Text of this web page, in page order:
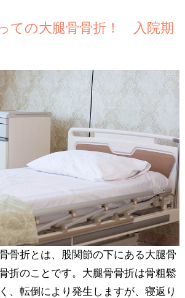
ての大腿骨骨折！ 入院期
骨折とは、股関節の下にある大腿骨
折のことです。大腿骨骨折は骨粗鬆
、転倒により発生しますが、寝返り